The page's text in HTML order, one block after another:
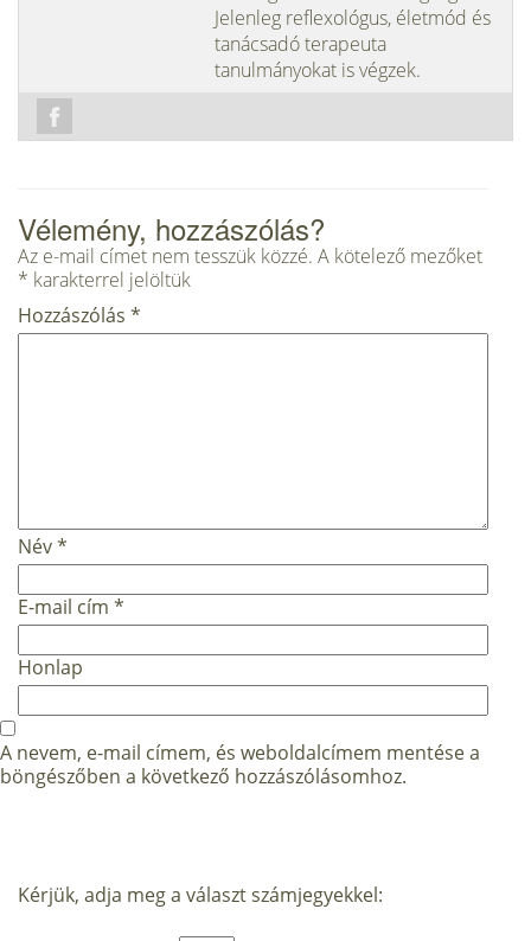
Jelenleg reflexológus, életmód és
tanácsadó terapeuta
tanulmányokat is végzek.
Vélemény, hozzászólás?
Az e-mail címet nem tesszük közzé. A kötelező mezőket
* karakterrel jelöltük
Hozzászólás *
Név*
E-mail cím *
Honlap
A nevem, e-mail címem, és weboldalcímem mentése a
böngészőben a következő hozzászólásomhoz.
Kérjük, adja meg a választ számjegyekkel: